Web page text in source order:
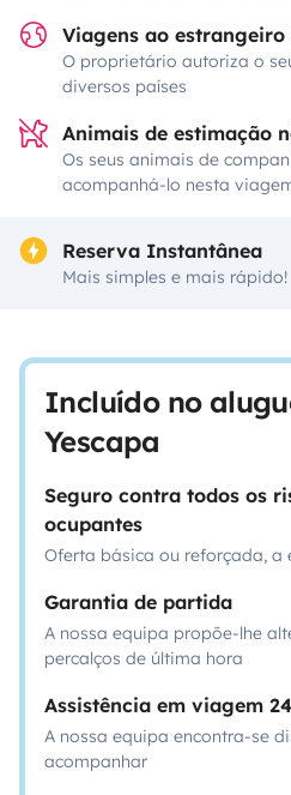
Viagens ao
O proprietário autoriza o
diversos países
Animais de estimação
Os seus animais de
acompanhá-lo nesta
Reserva Instantânea
Mais simples e mais rápido!
Incluído no
Yescapa
Seguro contra todos os
ocupantes
Oferta básica ou reforçada, a
Garantia de partida
A nossa equipa propõe-lhe
percalços de última hora
Assistência em viagem
A nossa equipa encontra-se
acompanhar